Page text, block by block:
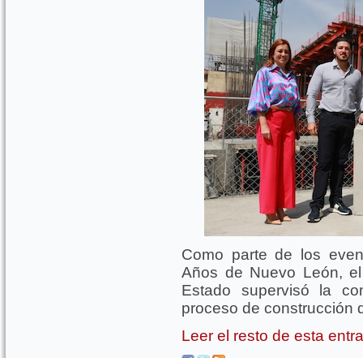
Como parte de los
Años de Nuevo León,
Estado supervisó la
proceso de construcción
Leer el resto de esta